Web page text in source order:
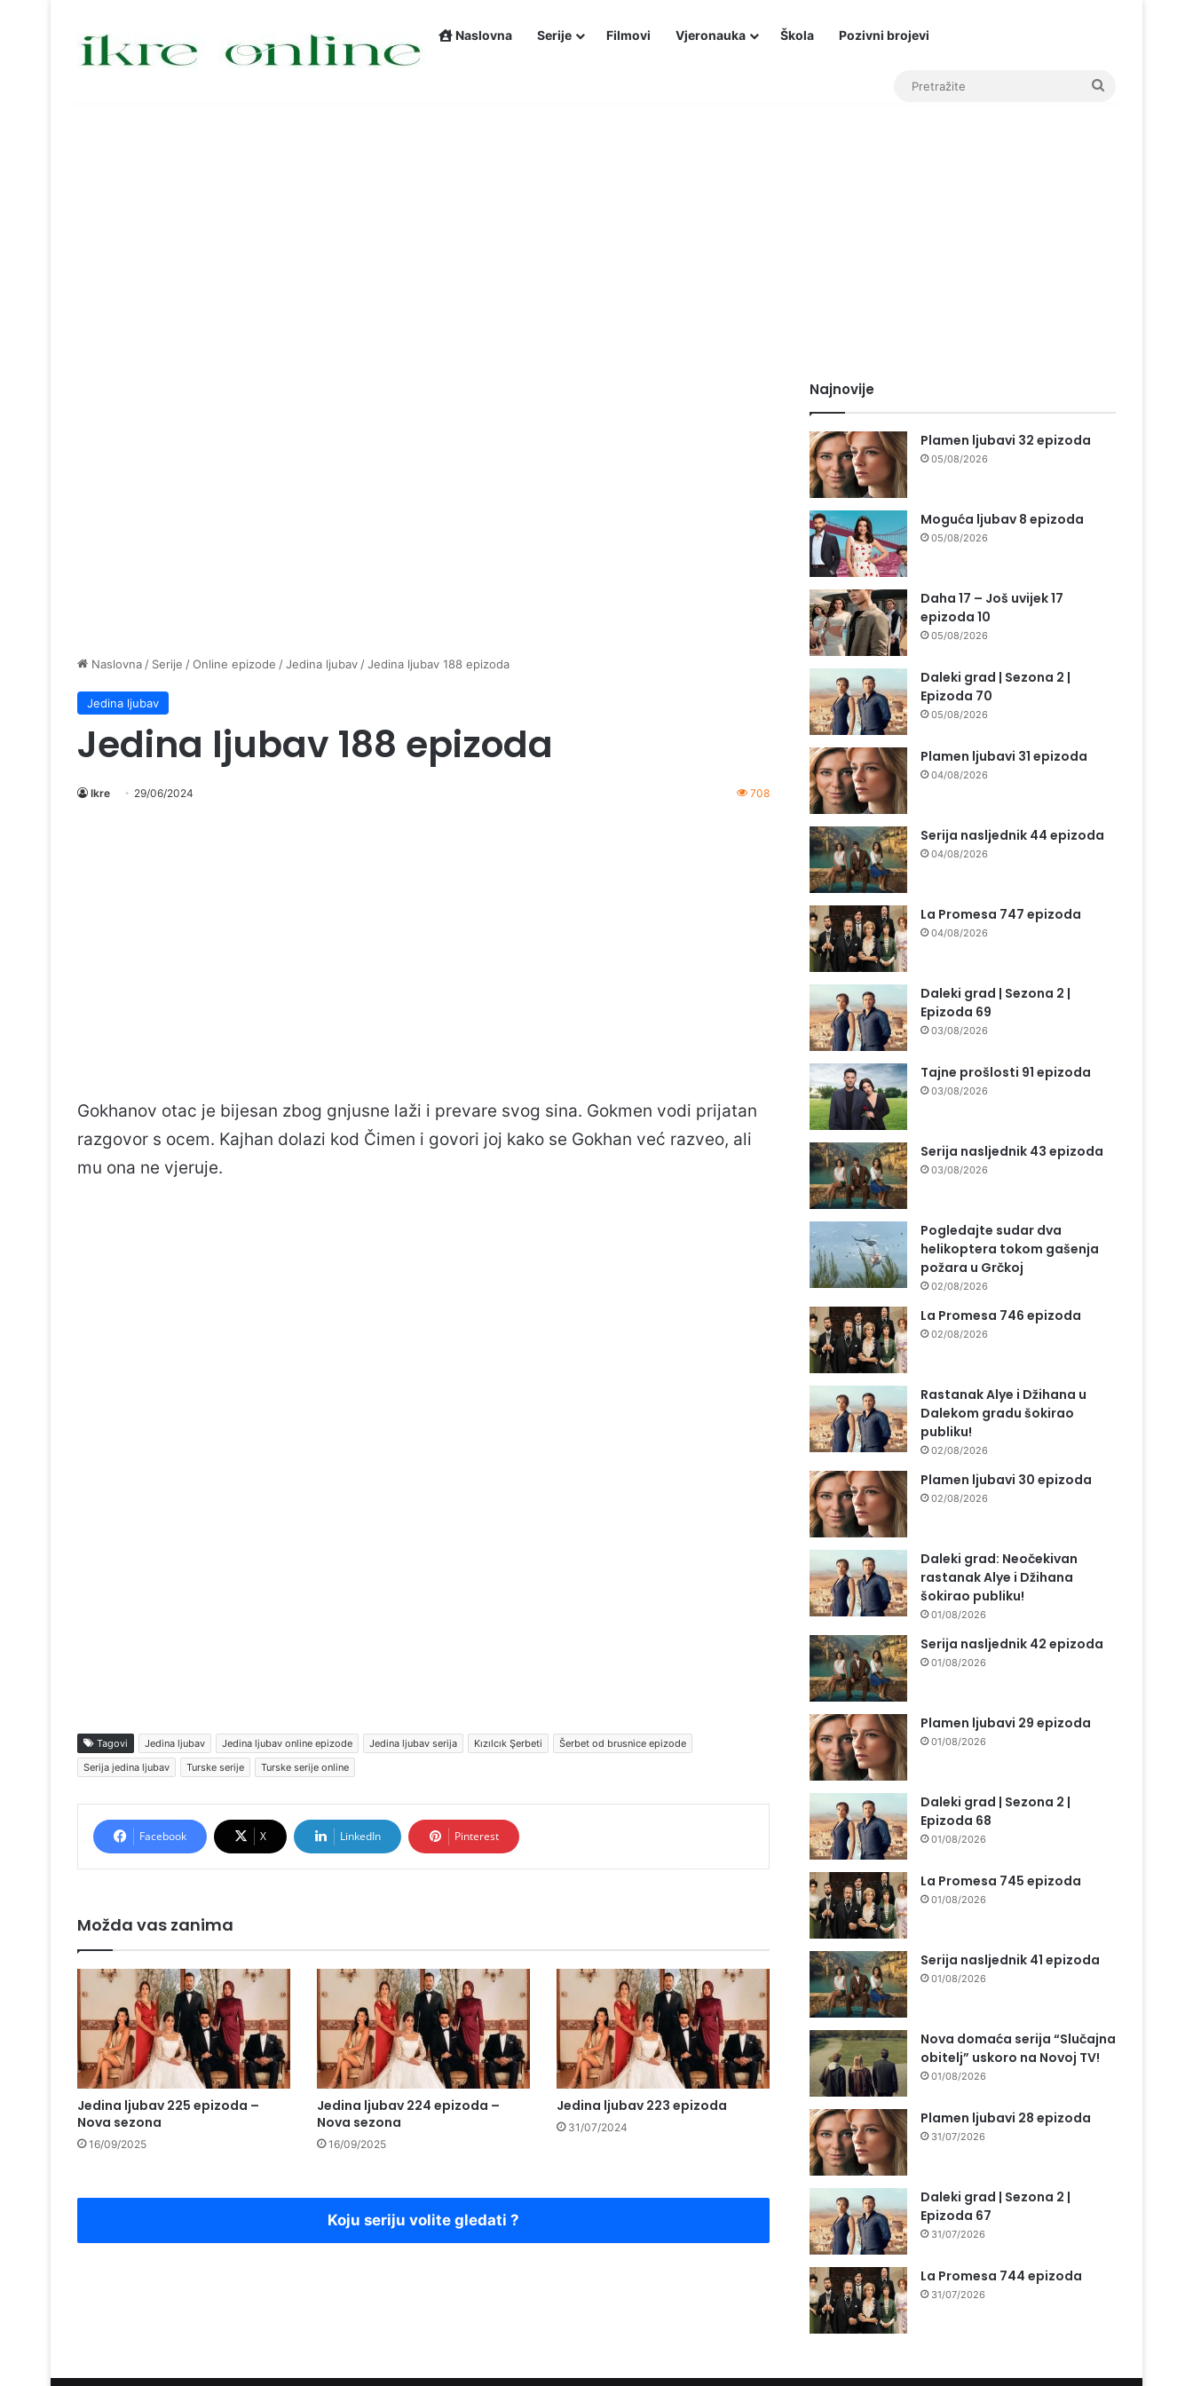
Naslovna Serije Filmovi Vjeronauka Škola Pozivni brojevi
Naslovna / Serije /Online epizode /Jedina ljubav /Jedina ljubav 188 epizoda
Jedina ljubav
Jedina ljubav 188 epizoda
Ikre 29/06/2024 708
Gokhanov otac je bijesan zbog gnjusne laži i prevare svog sina. Gokmen vodi prijatan
razgovor s ocem. Kajhan dolazi kod Čimen i govori joj kako se Gokhan već razveo, ali
mu ona ne vjeruje.
Tagovi Jedina ljubav Jedina ljubav online epizode Jedina ljubav serija Kızılcık Şerbeti
Šerbet od brusnice epizode
Serija jedina ljubav
Turske serije Turske serije online
Facebook X LinkedIn Pinterest
Možda vas zanima
Jedina ljubav 225 epizoda –
Nova sezona
16/09/2025
Jedina ljubav 224 epizoda –
Nova sezona
16/09/2025
Jedina ljubav 223 epizoda
31/07/2024
Koju seriju volite gledati ?
Najnovije
Plamen ljubavi 32 epizoda
05/08/2026
Moguća ljubav 8 epizoda
05/08/2026
Daha 17 – Još uvijek 17
epizoda 10
05/08/2026
Daleki grad | Sezona 2 |
Epizoda 70
05/08/2026
Plamen ljubavi 31 epizoda
04/08/2026
Serija nasljednik 44 epizoda
04/08/2026
La Promesa 747 epizoda
04/08/2026
Daleki grad | Sezona 2 |
Epizoda 69
03/08/2026
Tajne prošlosti 91 epizoda
03/08/2026
Serija nasljednik 43 epizoda
03/08/2026
Pogledajte sudar dva
helikoptera tokom gašenja
požara u Grčkoj
02/08/2026
La Promesa 746 epizoda
02/08/2026
Rastanak Alye i Džihana u
Dalekom gradu šokirao
publiku!
02/08/2026
Plamen ljubavi 30 epizoda
02/08/2026
Daleki grad: Neočekivan
rastanak Alye i Džihana
šokirao publiku!
01/08/2026
Serija nasljednik 42 epizoda
01/08/2026
Plamen ljubavi 29 epizoda
01/08/2026
Daleki grad | Sezona 2 |
Epizoda 68
01/08/2026
La Promesa 745 epizoda
01/08/2026
Serija nasljednik 41 epizoda
01/08/2026
Nova domaća serija “Slučajna
obitelj” uskoro na Novoj TV!
01/08/2026
Plamen ljubavi 28 epizoda
31/07/2026
Daleki grad | Sezona 2 |
Epizoda 67
31/07/2026
La Promesa 744 epizoda
31/07/2026